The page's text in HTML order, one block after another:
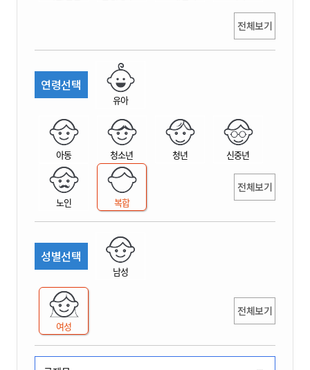
전체보기
연령선택
유아
아동 청소년 청년 신중년
노인 복합
전체보기
성별선택
남성
여성
전체보기